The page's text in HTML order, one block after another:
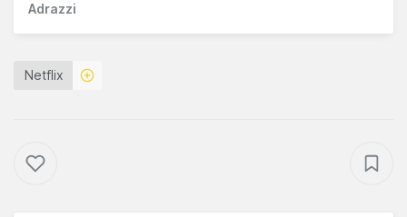
Adrazzi
Netflix